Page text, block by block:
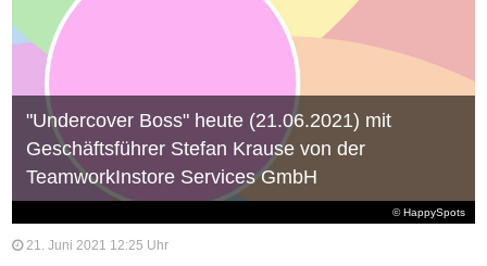
© HappySpots
"Undercover Boss" heute (21.06.2021) mit
Geschäftsführer Stefan Krause von der
TeamworkInstore Services GmbH
21. Juni 2021 12:25 Uhr